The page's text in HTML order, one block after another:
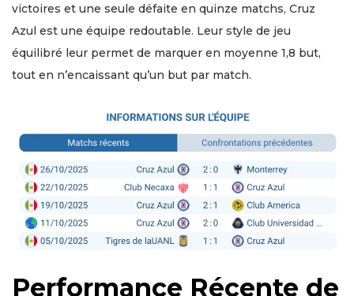
victoires et une seule défaite en quinze matchs, Cruz
Azul est une équipe redoutable. Leur style de jeu
équilibré leur permet de marquer en moyenne 1,8 but,
tout en n’encaissant qu’un but par match.
Performance Récente de